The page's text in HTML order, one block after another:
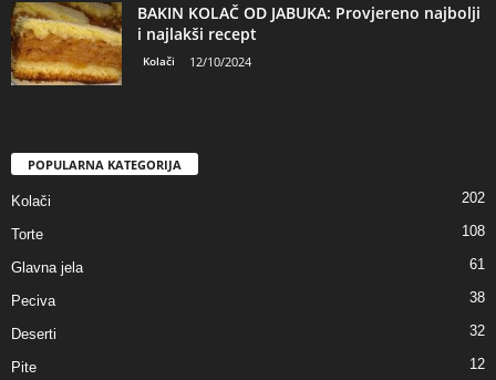
BAKIN KOLAČ OD JABUKA: Provjereno najbolji
i najlakši recept
Kolači 12/10/2024
POPULARNA KATEGORIJA
Kolači 202
Torte 108
Glavna jela 61
Peciva 38
Deserti 32
Pite 12